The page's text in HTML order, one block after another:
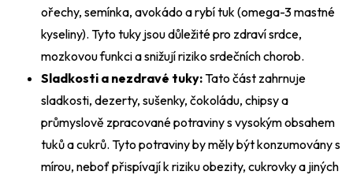
ořechy, semínka, avokádo a rybí tuk (omega-3 mastné
kyseliny). Tyto tuky jsou důležité pro zdraví srdce,
mozkovou funkci a snižují riziko srdečních chorob.
Sladkosti a nezdravé tuky:Tato část zahrnuje
sladkosti, dezerty, sušenky, čokoládu, chipsy a
průmyslově zpracované potraviny s vysokým obsahem
tuků a cukrů. Tyto potraviny by měly být konzumovány s
mírou, neboť přispívají k riziku obezity, cukrovky a jiných